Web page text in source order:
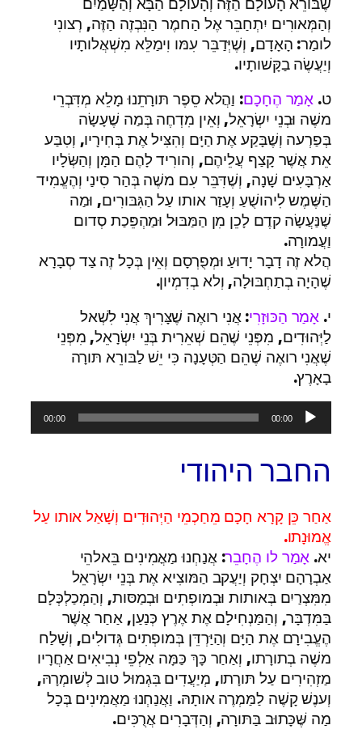
וְהַמְּאורִים יִתְחַבֵּר אֶל הַחמֶר הַנִּבְזֶה הַזֶּה, רְצונִי
לומַר: הָאָדָם, וְשֶׁיְּדַבֵּר עִמּו וִימַלֵּא מִשְׁאֲלותָיו
וְיַעֲשֶׂה בַקָּשׁותָיו.
ט. אָמַר הֶחָכָם: וַהֲלא סֵפֶר תּורָתֵנוּ מָלֵא מְדִּבְרֵי
משֶׁה וּבְנֵי יִשְׂרָאֵל, וְאֵין מִדְחֶה בְּמַה שֶׁעָשָׂה
בְּפַרְעה וְשֶׁבָּקַע אֶת הַיָּם וְהִצִּיל אֶת בְּחִירָיו, וְטִבַּע
אֵת אֲשֶׁר קָצַף עֲלֵיהֶם, וְהורִיד לָהֶם הַמָּן וְהַשְּׂלָיו
אַרְבָּעִים שָׁנָה, וְשֶׁדִּבֵּר עִם משֶׁה בְּהַר סִינַי וְהֶעֱמִיד
הַשֶּׁמֶש לִיהושֻׁעַ וְעָזַר אותו עַל הַגִּבּורִים, וּמַה
שֶׁנַּעֲשָׂה קדֶם לָכֵן מִן הַמַּבּוּל וּמַהְפֵּכַת סְדום
וַעֲמורָה.
הֲלא זֶה דָבָר יָדוּעַ וּמְפֻרְסָם וְאֵין בְּכָל זֶה צַד סְבָרָא
שֶׁהָיָה בְתַחְבּוּלָה, וְלא בְדִמְיון.
י. אָמַר הַכּוּזָרִי: אֲנִי רואֶה שֶׁצָּרִיךְ אֲנִי לִשְׁאל
לַיְּהוּדִים, מִפְּנֵי שֶׁהֵם שְׁאֵרִית בְּנֵי יִשְׂרָאֵל, מִפְּנֵי
שֶׁאֲנִי רואֶה שֶׁהֵם הַטְּעָנָה כִּי יֵשׁ לַבּורֵא תּורָה
בָאָרֶץ.
אודיו
00:00
00:00
החבר היהודי
אַחַר כֵּן קָרָא חָכָם מֵחַכְמֵי הַיְּהוּדִים וְשָׁאַל אותו עַל
אֱמוּנָתו.
יא. אָמַר לו הֶחָבֵר: אֲנַחְנוּ מַאֳמִינִים בֵּאלהֵי
אַבְרָהָם יִצְחָק וְיַעֲקב הַמּוצִיא אֶת בְּנֵי יִשְׂרָאֵל
מִמִּצְרַיִם בְּאותות וּבְמופְתִים וּבְמַסּות, וְהַמְכַלְכְּלָם
בַּמִּדְבָּר, וְהַמַּנְחִילָם אֶת אֶרֶץ כְּנַעַן, אַחַר אֲשֶׁר
הֶעֱבִירָם אֶת הַיָּם וְהַיַּרְדֵּן בְּמופְתִים גְּדולִים, וְשָׁלַח
משֶׁה בְתורָתו, וְאַחַר כָּךְ כַּמָּה אַלְפֵי נְבִיאִים אַחֲרָיו
מַזְהִירִים עַל תּורָתו, מְיַעֲדִים בִּגְמוּל טוב לְשׁומְרָהּ,
וְענֶשׁ קָשֶׁה לַמַּמְרֶה אותָהּ. וַאֲנַחְנוּ מַאֲמִינִים בְּכָל
מַה שֶּׁכָּתוּב בַּתּורָה, וְהַדְּבָרִים אֲרֻכִּים.